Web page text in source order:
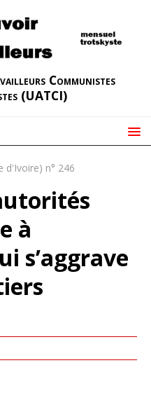
Communistes
(UATCI)
d'Ivoire) n° 246
à
s’aggrave